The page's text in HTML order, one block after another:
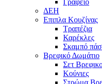
Γραφείο
ΔΕΗ
Επιπλα Κουζίνας
Τραπέζια
Καρέκλες
Σκαμπό
Βρεφικό Δωμάτιο
Σετ
Κούνιες